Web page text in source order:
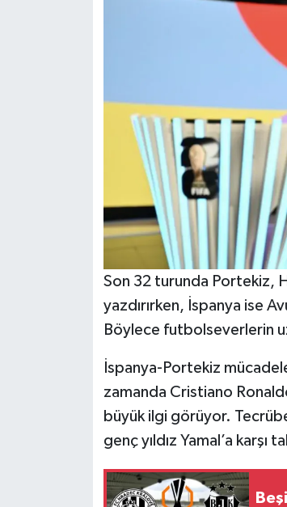
Son 32 turunda Portekiz,
yazdırırken, İspanya ise
Böylece futbolseverlerin
İspanya-Portekiz
zamanda Cristiano
büyük ilgi görüyor.
genç yıldız Yamal’a karşı